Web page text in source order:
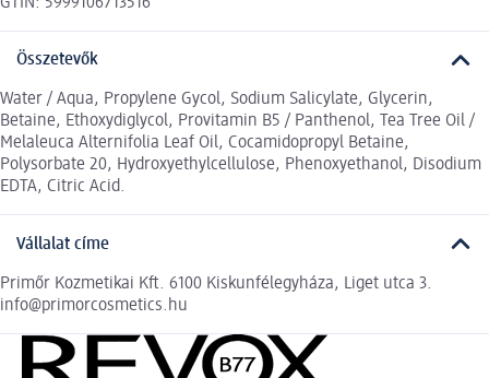
Összetevők
Water / Aqua, Propylene Gycol, Sodium Salicylate, Glycerin,
Betaine, Ethoxydiglycol, Provitamin B5 / Panthenol, Tea Tree Oil /
Melaleuca Alternifolia Leaf Oil, Cocamidopropyl Betaine,
Polysorbate 20, Hydroxyethylcellulose, Phenoxyethanol, Disodium
EDTA, Citric Acid.
Vállalat címe
Primőr Kozmetikai Kft. 6100 Kiskunfélegyháza, Liget utca 3.
info@primorcosmetics.hu